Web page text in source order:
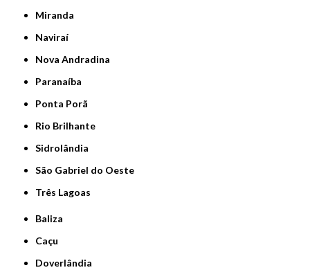
Miranda
Naviraí
Nova Andradina
Paranaíba
Ponta Porã
Rio Brilhante
Sidrolândia
São Gabriel do Oeste
Três Lagoas
Baliza
Caçu
Doverlândia